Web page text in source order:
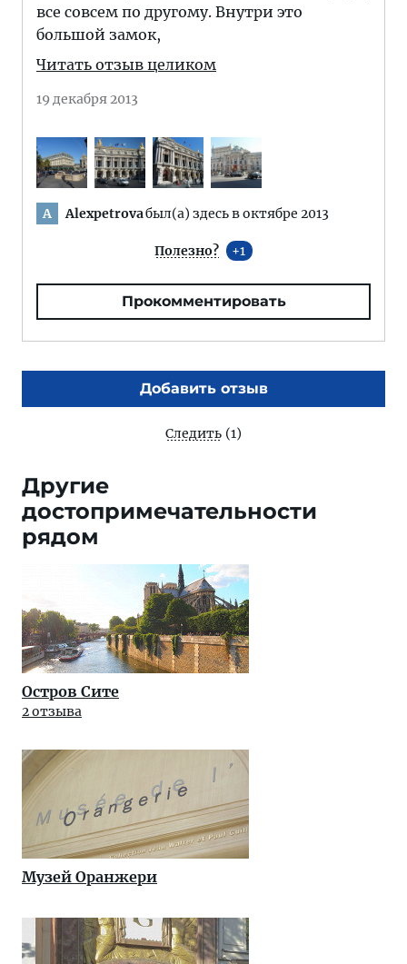
все совсем по другому. Внутри это
большой замок,
Читать отзыв целиком
19 декабря 2013
A Alexpetrovaбыл(а) здесь в октябре 2013
Полезно? 1
Прокомментировать
Добавить отзыв
Следить (1)
Другие
достопримечательности
рядом
Остров Сите
2 отзыва
Музей Оранжери